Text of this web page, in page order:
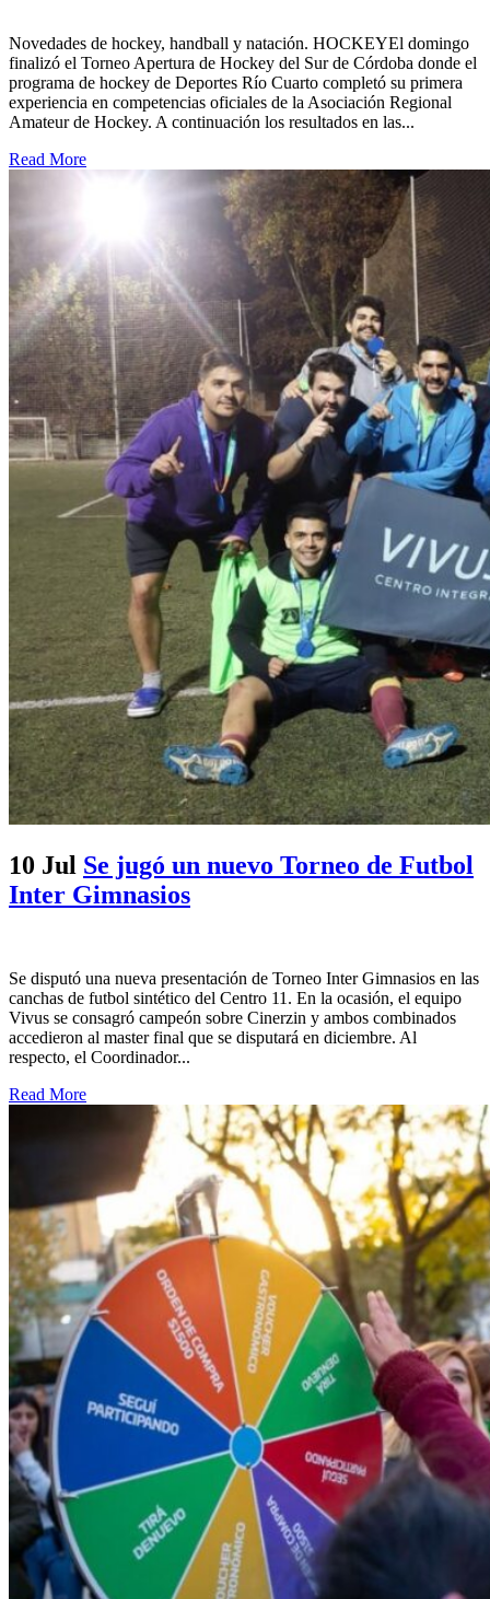
Novedades de hockey, handball y natación. HOCKEYEl domingo
finalizó el Torneo Apertura de Hockey del Sur de Córdoba donde el
programa de hockey de Deportes Río Cuarto completó su primera
experiencia en competencias oficiales de la Asociación Regional
Amateur de Hockey. A continuación los resultados en las...
Read More
10 Jul Se jugó un nuevo Torneo de Futbol
Inter Gimnasios
Se disputó una nueva presentación de Torneo Inter Gimnasios en las
canchas de futbol sintético del Centro 11. En la ocasión, el equipo
Vivus se consagró campeón sobre Cinerzin y ambos combinados
accedieron al master final que se disputará en diciembre. Al
respecto, el Coordinador...
Read More